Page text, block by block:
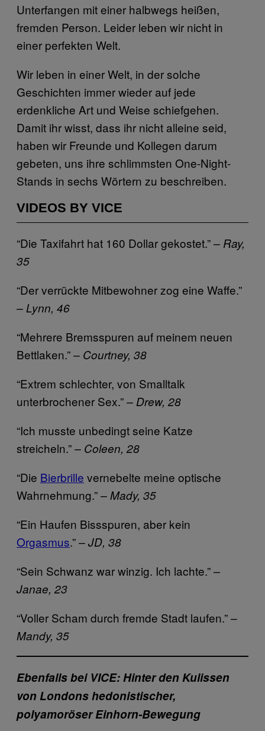
Unterfangen mit einer halbwegs heißen,
fremden Person. Leider leben wir nicht in
einer perfekten Welt.
Wir leben in einer Welt, in der solche
Geschichten immer wieder auf jede
erdenkliche Art und Weise schiefgehen.
Damit ihr wisst, dass ihr nicht alleine seid,
haben wir Freunde und Kollegen darum
gebeten, uns ihre schlimmsten One-Night-
Stands in sechs Wörtern zu beschreiben.
VIDEOS BY VICE
“Die Taxifahrt hat 160 Dollar gekostet.”– Ray,
35
“Der verrückte Mitbewohner zog eine Waffe.”
– Lynn, 46
“Mehrere Bremsspuren auf meinem neuen
Bettlaken.”– Courtney, 38
“Extrem schlechter, von Smalltalk
unterbrochener Sex.”– Drew, 28
“Ich musste unbedingt seine Katze
streicheln.”– Coleen, 28
“Die Bierbrille vernebelte meine optische
Wahrnehmung.”– Mady, 35
“Ein Haufen Bissspuren, aber kein
Orgasmus.”– JD, 38
“Sein Schwanz war winzig. Ich lachte.”–
Janae, 23
“Voller Scham durch fremde Stadt laufen.”–
Mandy, 35
Ebenfalls bei VICE: Hinter den Kulissen
von Londons hedonistischer,
polyamoröser Einhorn-Bewegung